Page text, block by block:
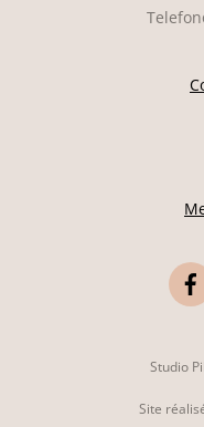
Studio
Site